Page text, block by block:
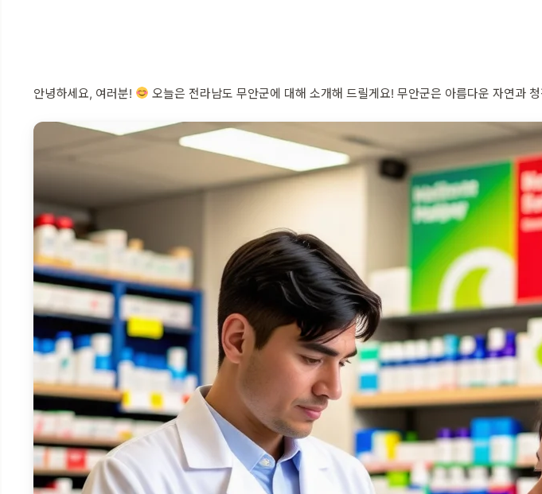
안녕하세요, 여러분! 오늘은 전라남도 무안군에 대해 소개해 드릴게요! 무안군은 아름다운 자연과